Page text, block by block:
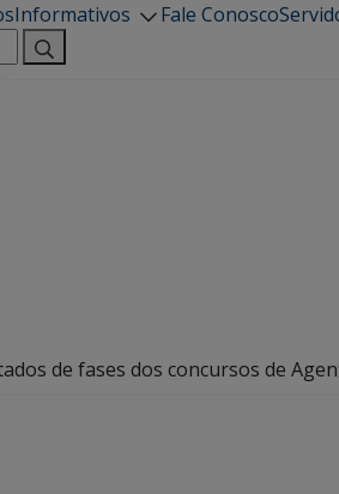
Informativos Fale Conosco
de fases dos concursos de